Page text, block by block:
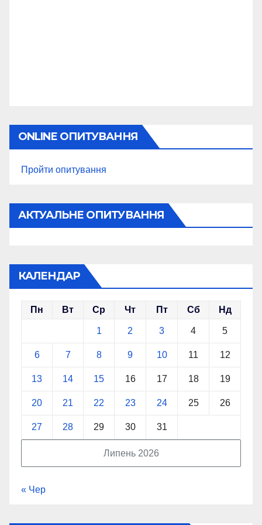
ONLINE ОПИТУВАННЯ
Пройти опитування
АКТУАЛЬНЕ ОПИТУВАННЯ
КАЛЕНДАР
Липень 2026
Пн Вт Ср Чт Пт Сб Нд
1 2 3 4 5
6 7 8 9 10 11 12
13 14 15 16 17 18 19
20 21 22 23 24 25 26
27 28 29 30 31
« Чер